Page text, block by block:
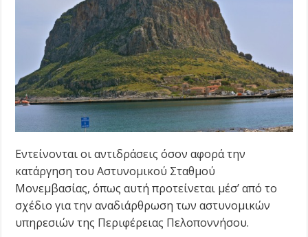
Εντείνονται οι αντιδράσεις όσον αφορά την
κατάργηση του Αστυνομικού Σταθμού
Μονεμβασίας, όπως αυτή προτείνεται μέσ’ από το
σχέδιο για την αναδιάρθρωση των αστυνομικών
υπηρεσιών της Περιφέρειας Πελοποννήσου.